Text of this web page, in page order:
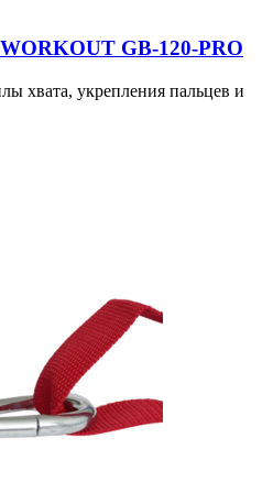
GB-120-PRO
хвата, укрепления пальцев и